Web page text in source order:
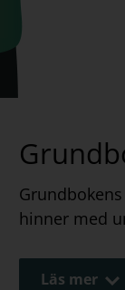
hinner med
Grundbokens
Läs mer